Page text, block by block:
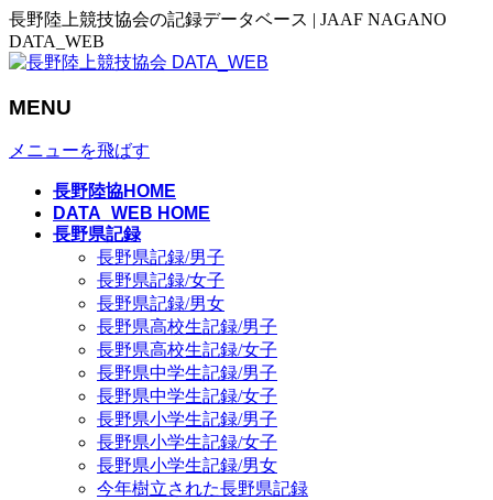
長野陸上競技協会の記録データベース | JAAF NAGANO
DATA_WEB
MENU
メニューを飛ばす
長野陸協HOME
DATA_WEB HOME
長野県記録
長野県記録/男子
長野県記録/女子
長野県記録/男女
長野県高校生記録/男子
長野県高校生記録/女子
長野県中学生記録/男子
長野県中学生記録/女子
長野県小学生記録/男子
長野県小学生記録/女子
長野県小学生記録/男女
今年樹立された長野県記録